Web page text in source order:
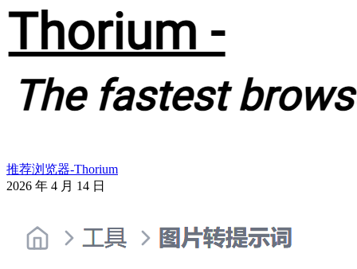
推荐浏览器-Thorium
2026 年 4 月 14 日